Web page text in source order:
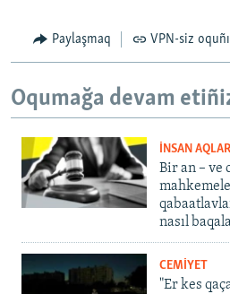
Paylaşmaq VPN-siz
Oqumağa devam
İNSAN
Bir an – ve
nasıl
CEMİYET
"Er kes